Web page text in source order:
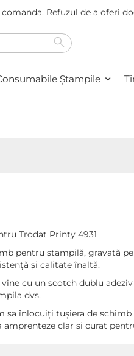
Refuzul de a oferi
Cautare
Ştampile
Trodat Printy 4931
pentru ștampilă, gravată
și calitate înaltă.
cu un scotch dublu
dvs.
sa înlocuiți tușiera de schimb
amprenteze clar si curat